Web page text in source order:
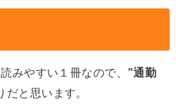
みやすい１冊なので、 ”通勤
だと思います。